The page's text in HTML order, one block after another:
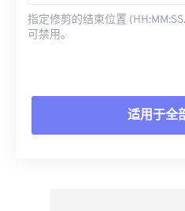
指定修剪的结束位置
可禁用。
适用于全